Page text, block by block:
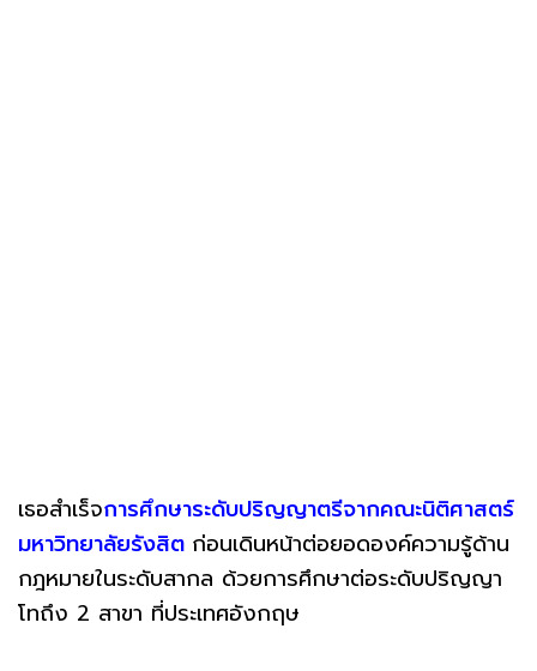
เธอสำเร็จการศึกษาระดับปริญญาตรีจากคณะนิติศาสตร์
มหาวิทยาลัยรังสิต ก่อนเดินหน้าต่อยอดองค์ความรู้ด้าน
กฎหมายในระดับสากล ด้วยการศึกษาต่อระดับปริญญา
โทถึง 2 สาขา ที่ประเทศอังกฤษ